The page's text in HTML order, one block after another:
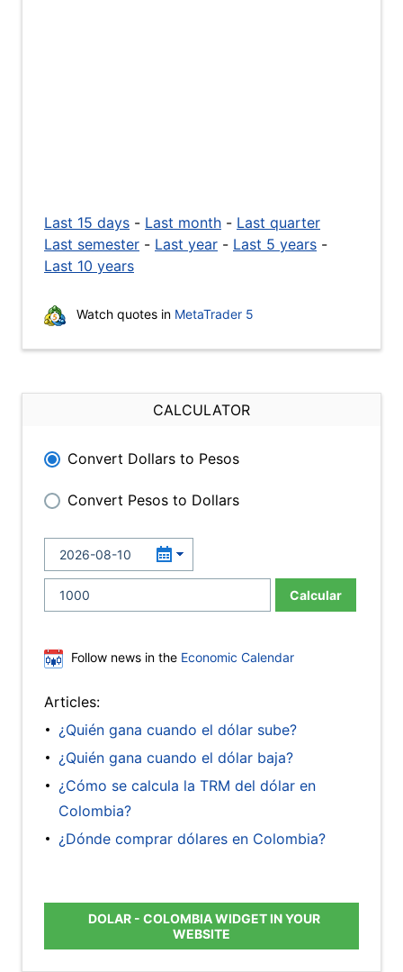
Last 15 days - Last month - Last quarter
Last semester - Last year - Last 5 years -
Last 10 years
Watch quotes in MetaTrader 5
CALCULATOR
Convert Dollars to Pesos
Convert Pesos to Dollars
Calcular
Follow news in the Economic Calendar
Articles:
¿Quién gana cuando el dólar sube?
¿Quién gana cuando el dólar baja?
¿Cómo se calcula la TRM del dólar en
Colombia?
¿Dónde comprar dólares en Colombia?
DOLAR - COLOMBIA WIDGET IN YOUR
WEBSITE